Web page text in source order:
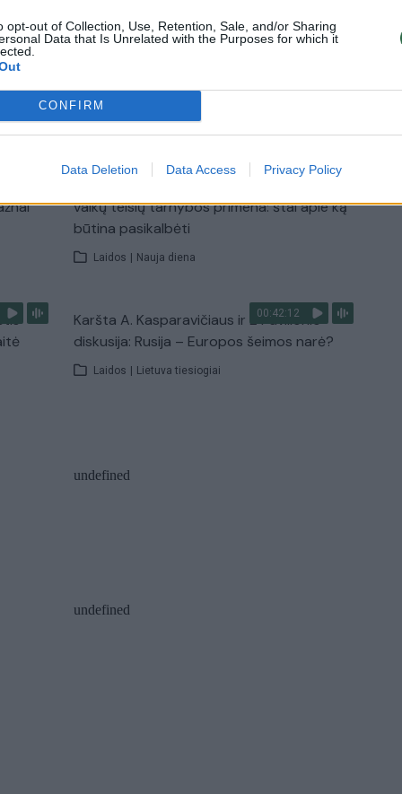
opt-out of Collection, Use, Retention, Sale, and/or Sharing
Data that Is Unrelated with the Purposes for which it
CONFIRM
Data Deletion Data Access Privacy Policy
00:15:25
vaikų teisių tarnybos primena: štai apie ką
būtina pasikalbėti
Laidos | Nauja diena
00:42:12
Karšta A. Kasparavičiaus ir Ž Pavilionio
diskusija: Rusija – Europos šeimos narė?
Laidos | Lietuva tiesiogiai